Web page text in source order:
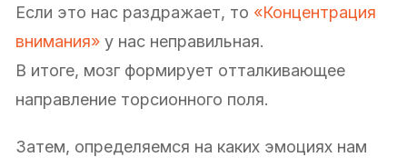
Если это нас раздражает, то «Концентрация
внимания» у нас неправильная.
В итоге, мозг формирует отталкивающее
направление торсионного поля.
Затем, определяемся на каких эмоциях нам